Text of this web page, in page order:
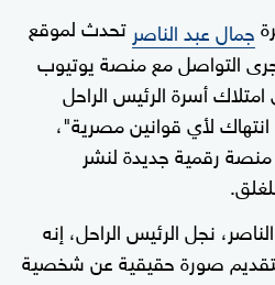
جمال عبد الناصر تحدث لموقع
التواصل مع منصة يوتيوب
امتلاك أسرة الرئيس الراحل
لأي قوانين مصرية"،
رقمية جديدة لنشر
نجل الرئيس الراحل، إنه
صورة حقيقية عن شخصية